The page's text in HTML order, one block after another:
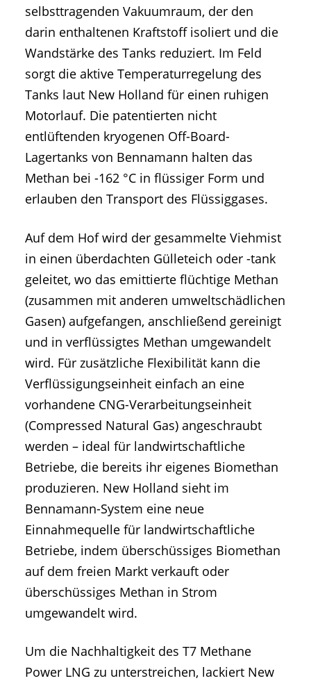
selbsttragenden Vakuumraum, der den
darin enthaltenen Kraftstoff isoliert und die
Wandstärke des Tanks reduziert. Im Feld
sorgt die aktive Temperaturregelung des
Tanks laut New Holland für einen ruhigen
Motorlauf. Die patentierten nicht
entlüftenden kryogenen Off-Board-
Lagertanks von Bennamann halten das
Methan bei -162 °C in flüssiger Form und
erlauben den Transport des Flüssiggases.
Auf dem Hof wird der gesammelte Viehmist
in einen überdachten Gülleteich oder -tank
geleitet, wo das emittierte flüchtige Methan
(zusammen mit anderen umweltschädlichen
Gasen) aufgefangen, anschließend gereinigt
und in verflüssigtes Methan umgewandelt
wird. Für zusätzliche Flexibilität kann die
Verflüssigungseinheit einfach an eine
vorhandene CNG-Verarbeitungseinheit
(Compressed Natural Gas) angeschraubt
werden – ideal für landwirtschaftliche
Betriebe, die bereits ihr eigenes Biomethan
produzieren. New Holland sieht im
Bennamann-System eine neue
Einnahmequelle für landwirtschaftliche
Betriebe, indem überschüssiges Biomethan
auf dem freien Markt verkauft oder
überschüssiges Methan in Strom
umgewandelt wird.
Um die Nachhaltigkeit des T7 Methane
Power LNG zu unterstreichen, lackiert New